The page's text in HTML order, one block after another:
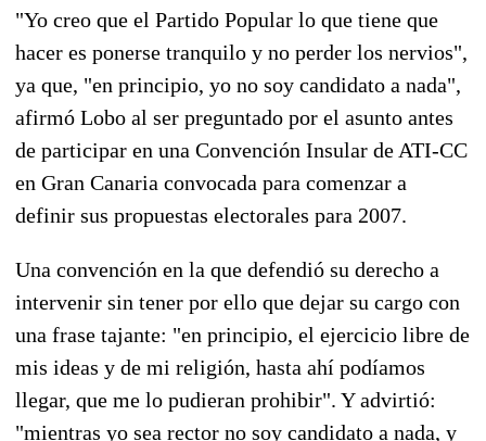
"Yo creo que el Partido Popular lo que tiene que
hacer es ponerse tranquilo y no perder los nervios",
ya que, "en principio, yo no soy candidato a nada",
afirmó Lobo al ser preguntado por el asunto antes
de participar en una Convención Insular de ATI-CC
en Gran Canaria convocada para comenzar a
definir sus propuestas electorales para 2007.
Una convención en la que defendió su derecho a
intervenir sin tener por ello que dejar su cargo con
una frase tajante: "en principio, el ejercicio libre de
mis ideas y de mi religión, hasta ahí podíamos
llegar, que me lo pudieran prohibir". Y advirtió:
"mientras yo sea rector no soy candidato a nada, y